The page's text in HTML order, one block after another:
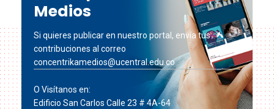
Medios
Si quieres publicar en nuestro portal, envía tus
contribuciones al correo
concentrikamedios@ucentral.edu.co
O Visítanos en:
Edificio San Carlos Calle 23 # 4A-64